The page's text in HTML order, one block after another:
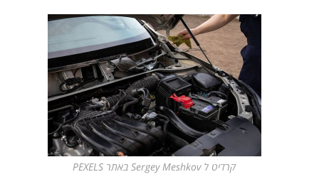
קרדיט ל Sergey Meshkov באתר PEXELS